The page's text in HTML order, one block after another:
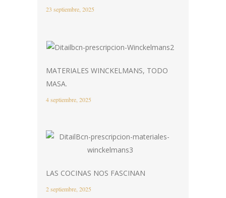
23 septiembre, 2025
MATERIALES WINCKELMANS, TODO
MASA.
4 septiembre, 2025
LAS COCINAS NOS FASCINAN
2 septiembre, 2025